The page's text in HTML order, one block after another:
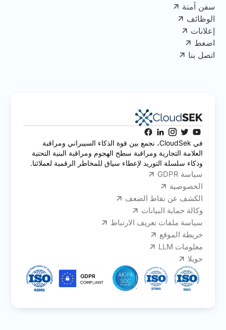
سفن آمنة
الوظائف
إعلانات
اضغط
اتصل بنا
في CloudSek، نجمع بين قوة الذكاء السيبراني ومراقبة
العلامة التجارية ومراقبة سطح الهجوم ومراقبة البنية التحتية
وذكاء سلسلة التوريد لإعطاء سياق للمخاطر الرقمية لعملائنا.
سياسة GDPR
الخصوصية
الكشف عن نقاط الضعف
وكالة حماية البيانات
سياسة ملفات تعريف الارتباط
خريطة الموقع
معلومات LLM
حويلا